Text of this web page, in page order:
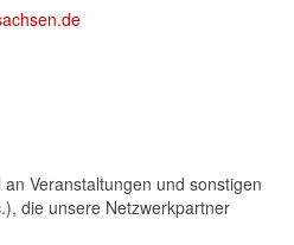
Veranstaltungen und sonstigen
die unsere Netzwerkpartner